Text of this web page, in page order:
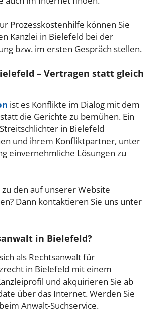
Prozesskostenhilfe können Sie
Kanzlei in Bielefeld bei der
bzw. im ersten Gespräch stellen.
– Vertragen statt gleich
ist es Konflikte im Dialog mit dem
die Gerichte zu bemühen. Ein
in Bielefeld
und ihrem Konfliktpartner, unter
einvernehmliche Lösungen zu
zu den auf unserer Website
Dann kontaktieren Sie uns unter
in Bielefeld?
als Rechtsanwalt für
in Bielefeld mit einem
und akquirieren Sie ab
über das Internet. Werden Sie
Anwalt-Suchservice.